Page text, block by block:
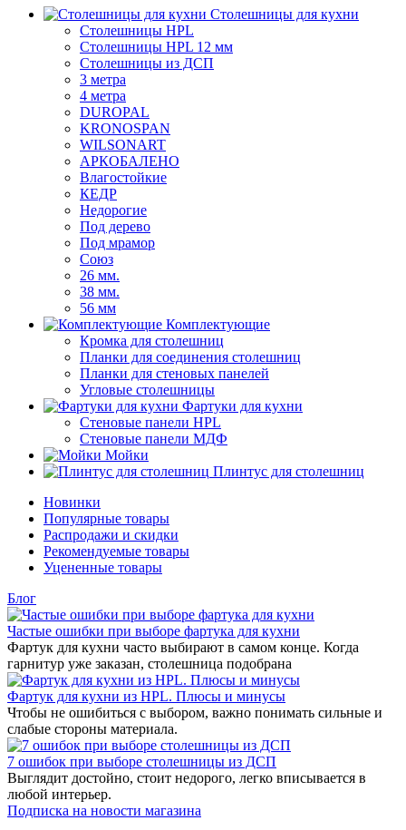
Столешницы для кухни
Столешницы HPL
Столешницы HPL 12 мм
Столешницы из ДСП
3 метра
4 метра
DUROPAL
KRONOSPAN
WILSONART
АРКОБАЛЕНО
Влагостойкие
КЕДР
Недорогие
Под дерево
Под мрамор
Союз
26 мм.
38 мм.
56 мм
Комплектующие
Кромка для столешниц
Планки для соединения столешниц
Планки для стеновых панелей
Угловые столешницы
Фартуки для кухни
Стеновые панели HPL
Стеновые панели МДФ
Мойки
Плинтус для столешниц
Новинки
Популярные товары
Распродажи и скидки
Рекомендуемые товары
Уцененные товары
Блог
Частые ошибки при выборе фартука для кухни
Фартук для кухни часто выбирают в самом конце. Когда
гарнитур уже заказан, столешница подобрана
Фартук для кухни из HPL. Плюсы и минусы
Чтобы не ошибиться с выбором, важно понимать сильные и
слабые стороны материала.
7 ошибок при выборе столешницы из ДСП
Выглядит достойно, стоит недорого, легко вписывается в
любой интерьер.
Подписка на новости магазина